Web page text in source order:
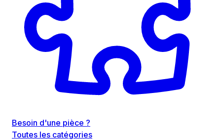
Besoin d'une pièce ?
Toutes les catégories